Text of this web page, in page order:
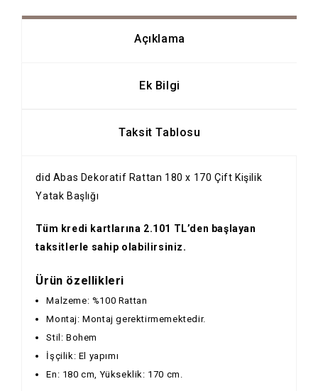
Açıklama
Ek Bilgi
Taksit Tablosu
did Abas Dekoratif Rattan 180 x 170 Çift Kişilik
Yatak Başlığı
Tüm kredi kartlarına 2.101 TL’den başlayan
taksitlerle sahip olabilirsiniz.
Ürün özellikleri
Malzeme: %100 Rattan
Montaj: Montaj gerektirmemektedir.
Stil: Bohem
İşçilik: El yapımı
En: 180 cm, Yükseklik: 170 cm.